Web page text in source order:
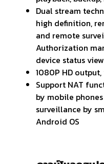
Dual stream
high definition,
and remote
Authorization
device status view
1080P HD
Support NAT
by mobile
surveillance by
Android OS